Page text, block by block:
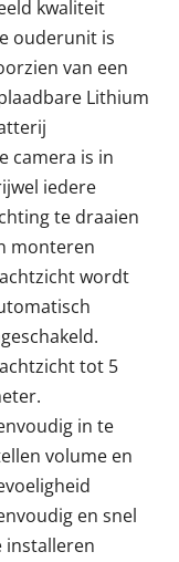
kwaliteit
ouderunit is
van een
Lithium
camera is in
iedere
te draaien
monteren
wordt
tot 5
in te
volume en
en snel
installeren